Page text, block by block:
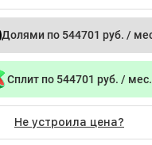
Долями по 544701 руб. /
Сплит по 544701 руб. / мес.
Не устроила цена?